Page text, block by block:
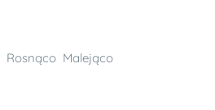
Rosnąco Malejąco